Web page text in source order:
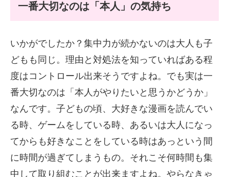
一番大切なのは「本人」の気持ち
いかがでしたか？集中力が続かないのは大人も子
どもも同じ。理由と対処法を知っていればある程
度はコントロール出来そうですよね。でも実は一
番大切なのは「本人がやりたいと思うかどうか」
なんです。子どもの頃、大好きな漫画を読んでい
る時、ゲームをしている時、あるいは大人になっ
てからも好きなことをしている時はあっという間
に時間が過ぎてしまうもの。それこそ何時間も集
中して取り組むことが出来ますよね。やらなきゃ